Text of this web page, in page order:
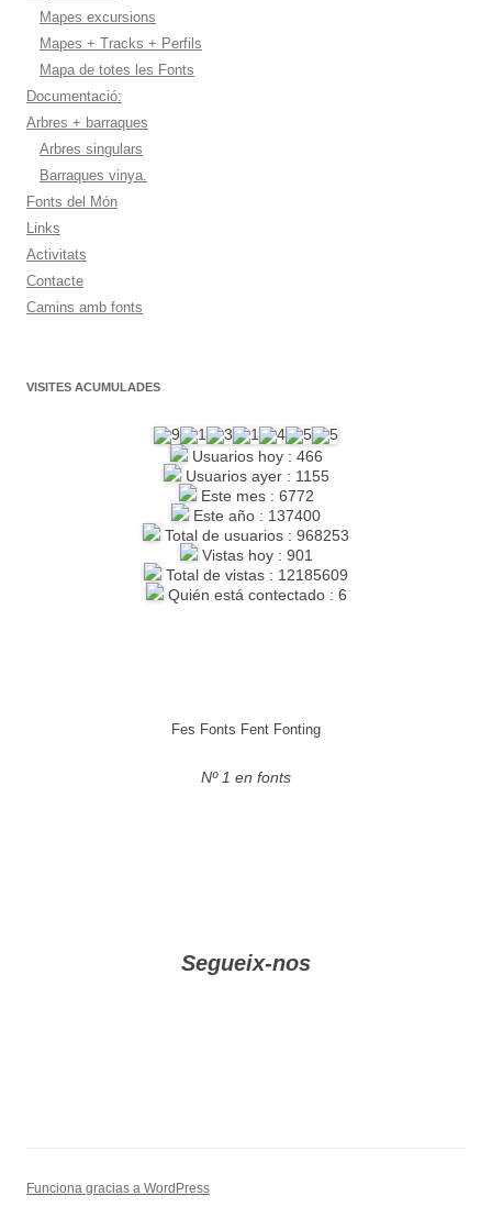
Mapes excursions
Mapes + Tracks + Perfils
Mapa de totes les Fonts
Documentació:
Arbres + barraques
Arbres singulars
Barraques vinya.
Fonts del Món
Links
Activitats
Contacte
Camins amb fonts
VISITES ACUMULADES
Usuarios hoy : 466
Usuarios ayer : 1155
Este mes : 6772
Este año : 137400
Total de usuarios : 968253
Vistas hoy : 901
Total de vistas : 12185609
Quién está contectado : 6
Fes Fonts Fent Fonting
Nº 1 en fonts
Segueix-nos
Funciona gracias a WordPress